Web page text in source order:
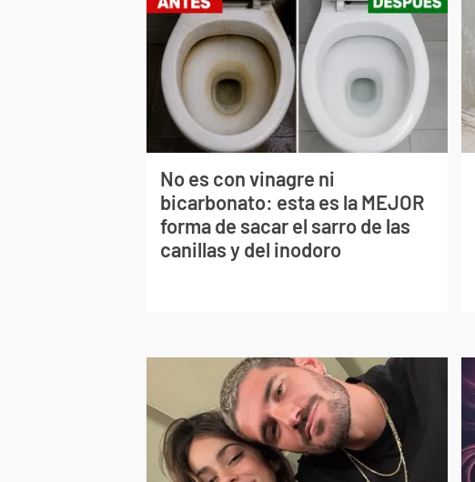
No es con vinagre ni
bicarbonato: esta es la MEJOR
forma de sacar el sarro de las
canillas y del inodoro